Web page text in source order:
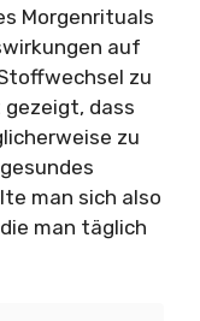
Morgenrituals
auf
zu
gezeigt, dass
zu
man sich also
man täglich